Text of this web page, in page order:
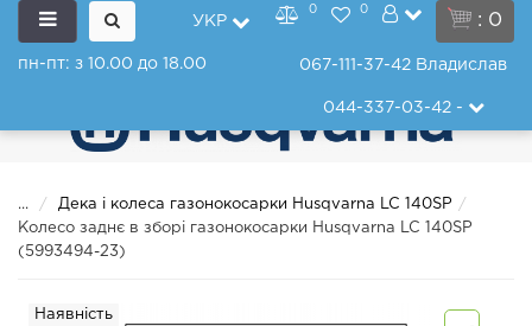
: 0
УКР
0 0
пн-пт: з 10.00 до 18.00 067-111-37-42 Владислав
044-337-03-42-
...
Дека і колеса газонокосарки Husqvarna LC 140SP
Колесо заднє в зборі газонокосарки Husqvarna LC 140SP
(5993494-23)
Наявність